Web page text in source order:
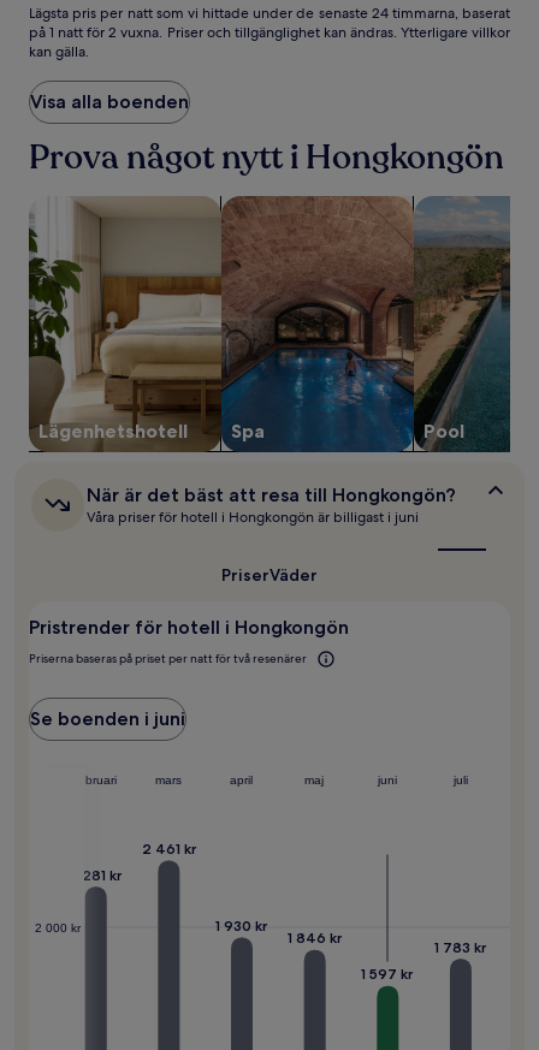
Lägsta
pris
per
natt
som
vi
hittade
under
senaste
24 timmarna,
baserat
på
1 natt
för
2 vuxna.
Priser
tillgänglighet
kan
ändras.
kan
Lägsta pris per natt som vi hittade under de senaste 24 timmarna, baserat
på 1 natt för 2 vuxna. Priser och tillgänglighet kan ändras. Ytterligare villkor
kan gälla.
Visa alla boenden
Prova något nytt i Hongkongön
Lägenhetshotell
sök efter lägenhetshotell
Spa
sök efter boenden med spa
Pool
sök efter
När
är
Hongkongön?
När är det bäst att resa till Hongkongön?
Våra priser för hotell i Hongkongön är billigast i juni
PriserVäder
Pristrender för hotell i Hongkongön
Priserna baseras på priset per natt för två resenärer
Se boenden i juni
2 000 kr
februari mars april maj juni juli
2 281 kr
2 461 kr
1 930 kr
1 846 kr
1 597 kr
1 783 kr